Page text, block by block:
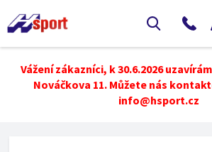
Vážení zákazníci, k 30.6.2026
Nováčkova 11. Můžete nás
info@hsport.cz